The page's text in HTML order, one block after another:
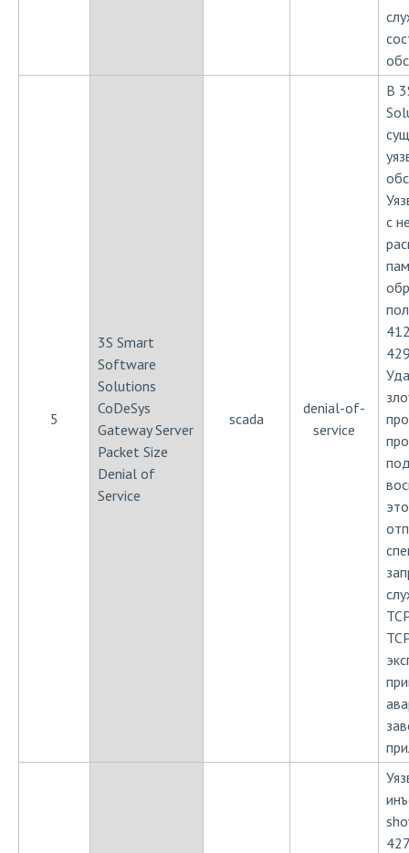
5
3S Smart
Software
Solutions
CoDeSys
Gateway Server
Packet Size
Denial of
Service
scada
denial-of-
service
В
с